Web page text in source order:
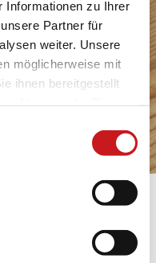
Informationen zu Ihrer
Partner für
weiter. Unsere
möglicherweise mit
ihnen bereitgestellt
wer wir sind, wie
Hier geht’s zum